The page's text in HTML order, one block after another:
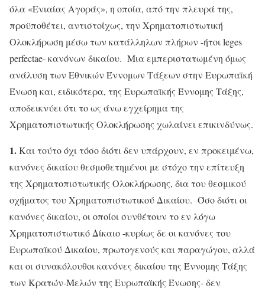
όλα «Ενιαίας Αγοράς», η οποία, από την πλευρά της,
προϋποθέτει, αντιστοίχως, την Χρηματοπιστωτική
Ολοκλήρωση μέσω των κατάλληλων πλήρων -ήτοι leges
perfectae- κανόνων δικαίου. Μια εμπεριστατωμένη όμως
ανάλυση των Εθνικών Έννομων Τάξεων στην Ευρωπαϊκή
Ένωση και, ειδικότερα, της Ευρωπαϊκής Έννομης Τάξης,
αποδεικνύει ότι το ως άνω εγχείρημα της
Χρηματοπιστωτικής Ολοκλήρωσης χωλαίνει επικινδύνως.
1.Και τούτο όχι τόσο διότι δεν υπάρχουν, εν προκειμένω,
κανόνες δικαίου θεσμοθετημένοι με στόχο την επίτευξη
της Χρηματοπιστωτικής Ολοκλήρωσης, δια του θεσμικού
οχήματος του Χρηματοπιστωτικού Δικαίου. Όσο διότι οι
κανόνες δικαίου, οι οποίοι συνθέτουν το εν λόγω
Χρηματοπιστωτικό Δίκαιο -κυρίως δε οι κανόνες του
Ευρωπαϊκού Δικαίου, πρωτογενούς και παραγώγου, αλλά
και οι συνακόλουθοι κανόνες δικαίου της Έννομης Τάξης
των Κρατών-Μελών της Ευρωπαϊκής Ένωσης- δεν